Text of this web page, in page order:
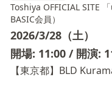
Toshiya OFFICIAL SITE
BASIC会員）
2026/3/28（土）
開場: 11:00 / 開演:
【東京都】BLD